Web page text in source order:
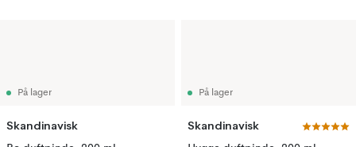
På lager
Skandinavisk
På lager
Skandinavisk